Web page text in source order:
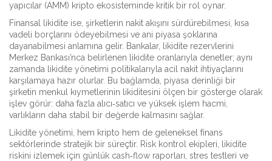
yapıcılar (AMM) kripto ekosisteminde kritik bir rol oynar.
Finansal likidite ise, şirketlerin nakit akışını sürdürebilmesi, kısa
vadeli borçlarını ödeyebilmesi ve ani piyasa şoklarına
dayanabilmesi anlamına gelir. Bankalar, likidite rezervlerini
Merkez Bankası’nca belirlenen likidite oranlarıyla denetler; aynı
zamanda likidite yönetimi politikalarıyla acil nakit ihtiyaçlarını
karşılamaya hazır olurlar. Bu bağlamda, piyasa derinliği bir
şirketin menkul kıymetlerinin likiditesini ölçen bir gösterge olarak
işlev görür: daha fazla alıcı‑satıcı ve yüksek işlem hacmi,
varlıkların daha stabil bir değerde kalmasını sağlar.
Likidite yönetimi, hem kripto hem de geleneksel finans
sektörlerinde stratejik bir süreçtir. Risk kontrol ekipleri, likidite
riskini izlemek için günlük cash‑flow raporları, stres testleri ve